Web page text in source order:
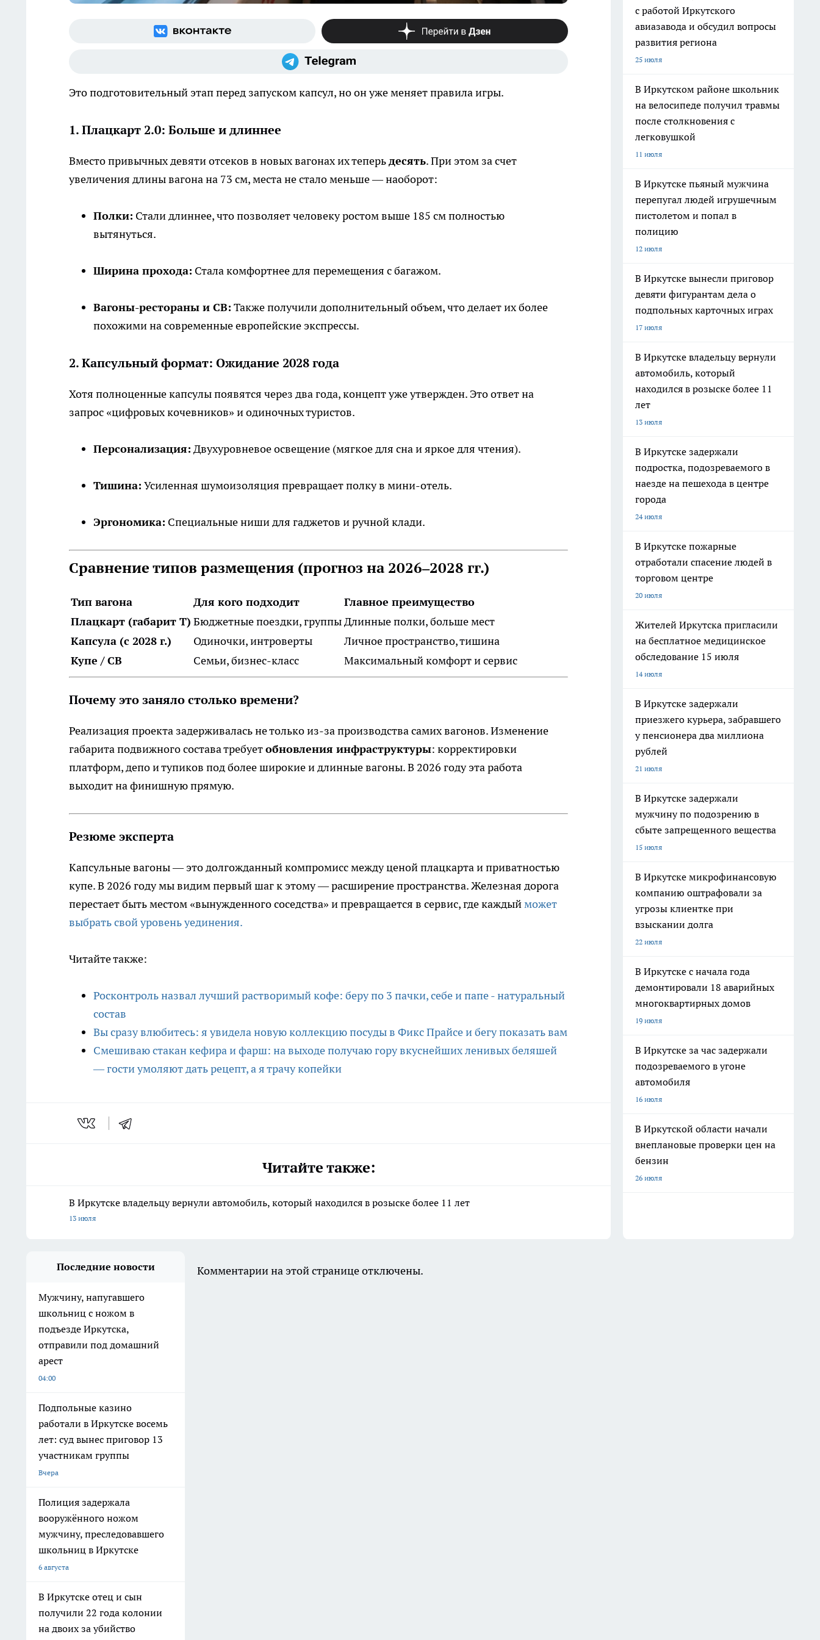
Это подготовительный этап перед запуском капсул, но он уже меняет правила игры.
1. Плацкарт 2.0: Больше и длиннее
Вместо привычных девяти отсеков в новых вагонах их теперьдесять. При этом за счет
увеличения длины вагона на 73 см, места не стало меньше — наоборот:
Полки: Стали длиннее, что позволяет человеку ростом выше 185 см полностью
вытянуться.
Ширина прохода: Стала комфортнее для перемещения с багажом.
Вагоны-рестораны и СВ: Также получили дополнительный объем, что делает их более
похожими на современные европейские экспрессы.
2. Капсульный формат: Ожидание 2028 года
Хотя полноценные капсулы появятся через два года, концепт уже утвержден. Это ответ на
запрос «цифровых кочевников» и одиночных туристов.
Персонализация: Двухуровневое освещение (мягкое для сна и яркое для чтения).
Тишина: Усиленная шумоизоляция превращает полку в мини-отель.
Эргономика: Специальные ниши для гаджетов и ручной клади.
Сравнение типов размещения (прогноз на 2026–2028 гг.)
Тип вагона Для кого подходит
Главное преимущество
Плацкарт (габарит Т) Бюджетные поездки, группыДлинные полки, больше мест
Капсула (с 2028 г.)
Одиночки, интроверты
Личное пространство, тишина
Купе / СВ
Семьи, бизнес-класс Максимальный комфорт и сервис
Почему это заняло столько времени?
Реализация проекта задерживалась не только из-за производства самих вагонов. Изменение
габарита подвижного состава требуетобновления инфраструктуры: корректировки
платформ, депо и тупиков под более широкие и длинные вагоны. В 2026 году эта работа
выходит на финишную прямую.
Резюме эксперта
Капсульные вагоны — это долгожданный компромисс между ценой плацкарта и приватностью
купе. В 2026 году мы видим первый шаг к этому — расширение пространства. Железная дорога
перестает быть местом «вынужденного соседства» и превращается в сервис, где каждыйможет
выбрать свой уровень уединения.
Читайте также:
Росконтроль назвал лучший растворимый кофе: беру по 3 пачки, себе и папе - натуральный
состав
Вы сразу влюбитесь: я увидела новую коллекцию посуды в Фикс Прайсе и бегу показать вам
Смешиваю стакан кефира и фарш: на выходе получаю гору вкуснейших ленивых беляшей
— гости умоляют дать рецепт, а я трачу копейки
Читайте также:
В Иркутске владельцу вернули автомобиль, который находился в розыске более 11 лет
13 июля
с работой Иркутского
авиазавода и обсудил вопросы
развития региона
25 июля
В Иркутском районе школьник
на велосипеде получил травмы
после столкновения с
легковушкой
11 июля
В Иркутске пьяный мужчина
перепугал людей игрушечным
пистолетом и попал в
полицию
12 июля
В Иркутске вынесли приговор
девяти фигурантам дела о
подпольных карточных играх
17 июля
В Иркутске владельцу вернули
автомобиль, который
находился в розыске более 11
лет
13 июля
В Иркутске задержали
подростка, подозреваемого в
наезде на пешехода в центре
города
24 июля
В Иркутске пожарные
отработали спасение людей в
торговом центре
20 июля
Жителей Иркутска пригласили
на бесплатное медицинское
обследование 15 июля
14 июля
В Иркутске задержали
приезжего курьера, забравшего
у пенсионера два миллиона
рублей
21 июля
В Иркутске задержали
мужчину по подозрению в
сбыте запрещенного вещества
15 июля
В Иркутске микрофинансовую
компанию оштрафовали за
угрозы клиентке при
взыскании долга
22 июля
В Иркутске с начала года
демонтировали 18 аварийных
многоквартирных домов
19 июля
В Иркутске за час задержали
подозреваемого в угоне
автомобиля
16 июля
В Иркутской области начали
внеплановые проверки цен на
бензин
26 июля
Последние новости
Мужчину, напугавшего
школьниц с ножом в
подъезде Иркутска,
отправили под домашний
арест
04:00
Подпольные казино
работали в Иркутске восемь
лет: суд вынес приговор 13
участникам группы
Вчера
Полиция задержала
вооружённого ножом
мужчину, преследовавшего
школьниц в Иркутске
6 августа
В Иркутске отец и сын
получили 22 года колонии
на двоих за убийство
Комментарии на этой странице отключены.